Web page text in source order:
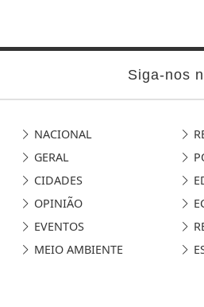
Siga-nos
NACIONAL
GERAL
CIDADES
OPINIÃO
EVENTOS
MEIO AMBIENTE